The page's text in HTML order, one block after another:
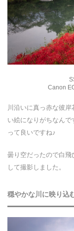
Canon
川沿いに真っ赤な彼
い絵になりがちなん
って良いですね♪
曇り空だったので白飛
して撮影しました。
穏やかな川に映り込